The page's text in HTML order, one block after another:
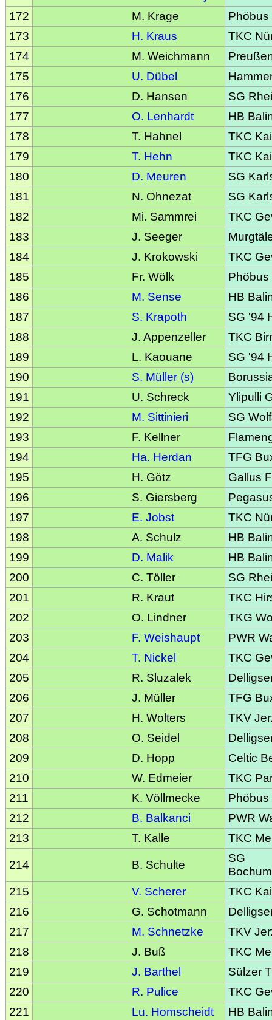
172
M. Krage
173
H. Kraus
TKC
174
M. Weichmann
175
U. Dübel
176
D. Hansen
SG
177
O. Lenhardt
HB
178
T. Hahnel
TKC
179
T. Hehn
TKC
180
D. Meuren
SG
181
N. Ohnezat
SG
182
Mi. Sammrei
TKC
183
J. Seeger
184
J. Krokowski
TKC
185
Fr. Wölk
186
M. Sense
HB
187
S. Krapoth
SG '94
188
J. Appenzeller
TKC
189
L. Kaouane
SG '94
190
S. Müller (s)
191
U. Schreck
Ylipulli
192
M. Sittinieri
SG
193
F. Kellner
194
Ha. Herdan
TFG
195
H. Götz
Gallus
196
S. Giersberg
197
E. Jobst
TKC
198
A. Schulz
HB
199
D. Malik
HB
200
C. Töller
SG
201
R. Kraut
TKC
202
O. Lindner
TKG
203
F. Weishaupt
PWR
204
T. Nickel
TKC
205
R. Sluzalek
206
J. Müller
TFG
207
H. Wolters
TKV
208
O. Seidel
209
D. Hopp
Celtic
210
W. Edmeier
TKC
211
K. Völlmecke
212
B. Balkanci
PWR
213
T. Kalle TKC
214 B. Schulte
SG
215
V. Scherer
TKC
216
G. Schotmann
217
M. Schnetzke
TKV
218
J. Buß
TKC
219
J. Barthel
Sülzer
220
R. Pulice
TKC
221
Lu. Homscheidt
HB